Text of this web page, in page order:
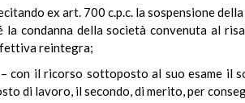
ex art. 700 c.p.c. la sospensione
condanna della società convenuta al
reintegra;
con il ricorso sottoposto al suo esame il
di lavoro, il secondo, di merito, per